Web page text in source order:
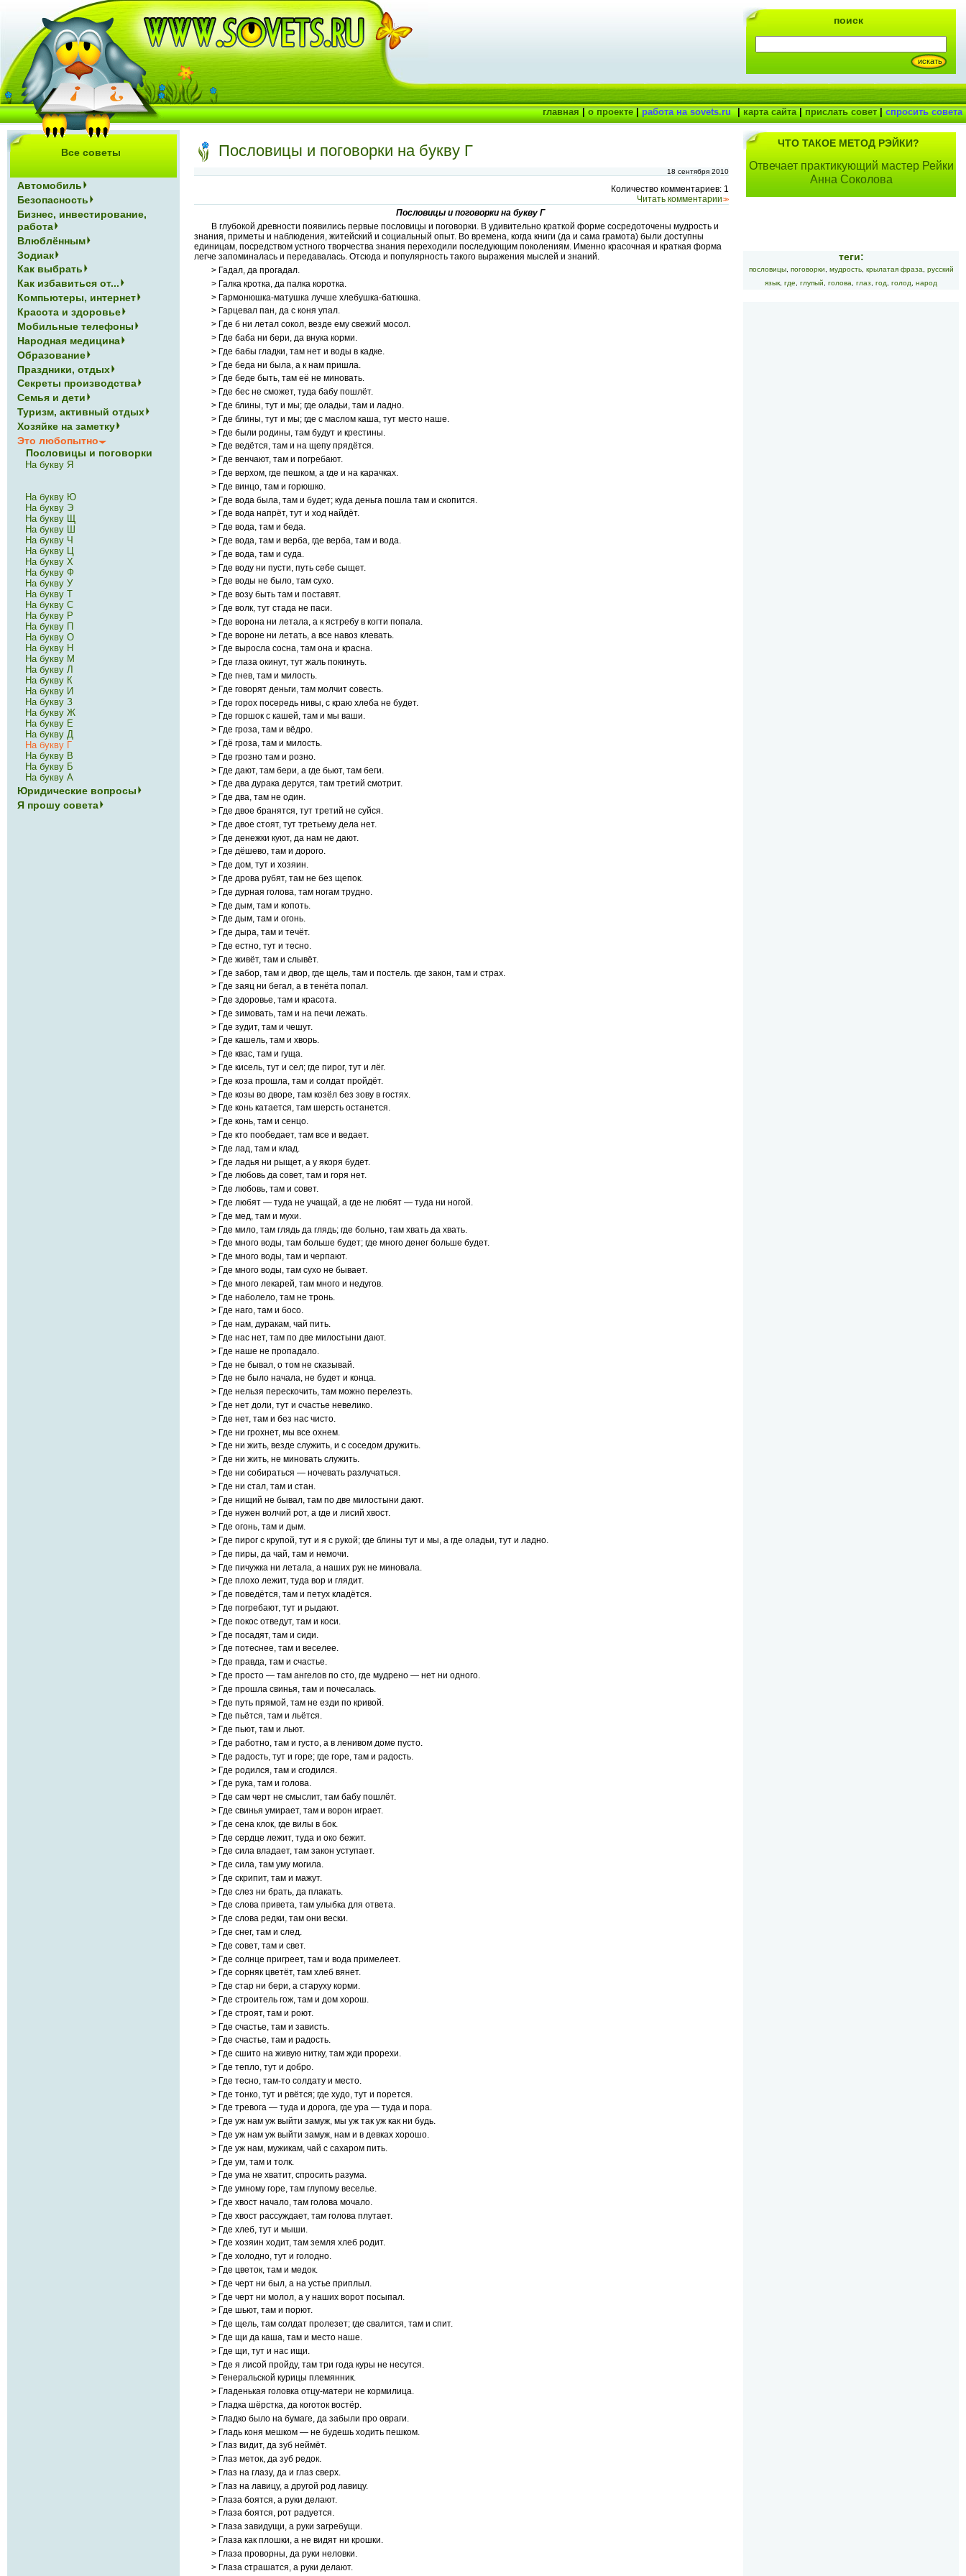
Пословицы и поговорки на букву Г
18 сентября 2010
Количество комментариев: 1
Читать комментарии>>
Пословицы и поговорки на букву Г
В глубокой древности появились первые пословицы и поговорки. В удивительно краткой форме сосредоточены мудрость и
знания, приметы и наблюдения, житейский и социальный опыт. Во времена, когда книги (да и сама грамота) были доступны
единицам, посредством устного творчества знания переходили последующим поколениям. Именно красочная и краткая форма
легче запоминалась и передавалась. Отсюда и популярность такого выражения мыслей и знаний.
> Гадал, да прогадал.
> Галка кротка, да палка коротка.
> Гармонюшка-матушка лучше хлебушка-батюшка.
> Гарцевал пан, да с коня упал.
> Где б ни летал сокол, везде ему свежий мосол.
> Где баба ни бери, да внука корми.
> Где бабы гладки, там нет и воды в кадке.
> Где беда ни была, а к нам пришла.
> Где беде быть, там её не миновать.
> Где бес не сможет, туда бабу пошлёт.
> Где блины, тут и мы; где оладьи, там и ладно.
> Где блины, тут и мы; где с маслом каша, тут место наше.
> Где были родины, там будут и крестины.
> Где ведётся, там и на щепу прядётся.
> Где венчают, там и погребают.
> Где верхом, где пешком, а где и на карачках.
> Где винцо, там и горюшко.
> Где вода была, там и будет; куда деньга пошла там и скопится.
> Где вода напрёт, тут и ход найдёт.
> Где вода, там и беда.
> Где вода, там и верба, где верба, там и вода.
> Где вода, там и суда.
> Где воду ни пусти, путь себе сыщет.
> Где воды не было, там сухо.
> Где возу быть там и поставят.
> Где волк, тут стада не паси.
> Где ворона ни летала, а к ястребу в когти попала.
> Где вороне ни летать, а все навоз клевать.
> Где выросла сосна, там она и красна.
> Где глаза окинут, тут жаль покинуть.
> Где гнев, там и милость.
> Где говорят деньги, там молчит совесть.
> Где горох посередь нивы, с краю хлеба не будет.
> Где горшок с кашей, там и мы ваши.
> Где гроза, там и вёдро.
> Гдё гроза, там и милость.
> Где грозно там и розно.
> Где дают, там бери, а где бьют, там беги.
> Где два дурака дерутся, там третий смотрит.
> Где два, там не один.
> Где двое бранятся, тут третий не суйся.
> Где двое стоят, тут третьему дела нет.
> Где денежки куют, да нам не дают.
> Где дёшево, там и дорого.
> Где дом, тут и хозяин.
> Где дрова рубят, там не без щепок.
> Где дурная голова, там ногам трудно.
> Где дым, там и копоть.
> Где дым, там и огонь.
> Где дыра, там и течёт.
> Где естно, тут и тесно.
> Где живёт, там и слывёт.
> Где забор, там и двор, где щель, там и постель. где закон, там и страх.
> Где заяц ни бегал, а в тенёта попал.
> Где здоровье, там и красота.
> Где зимовать, там и на печи лежать.
> Где зудит, там и чешут.
> Где кашель, там и хворь.
> Где квас, там и гуща.
> Где кисель, тут и сел; где пирог, тут и лёг.
> Где коза прошла, там и солдат пройдёт.
> Где козы во дворе, там козёл без зову в гостях.
> Где конь катается, там шерсть останется.
> Где конь, там и сенцо.
> Где кто пообедает, там все и ведает.
> Где лад, там и клад.
> Где ладья ни рыщет, а у якоря будет.
> Где любовь да совет, там и горя нет.
> Где любовь, там и совет.
> Где любят — туда не учащай, а где не любят — туда ни ногой.
> Где мед, там и мухи.
> Где мило, там глядь да глядь; где больно, там хвать да хвать.
> Где много воды, там больше будет; где много денег больше будет.
> Где много воды, там и черпают.
> Где много воды, там сухо не бывает.
> Где много лекарей, там много и недугов.
> Где наболело, там не тронь.
> Где наго, там и босо.
> Где нам, дуракам, чай пить.
> Где нас нет, там по две милостыни дают.
> Где наше не пропадало.
> Где не бывал, о том не сказывай.
> Где не было начала, не будет и конца.
> Где нельзя перескочить, там можно перелезть.
> Где нет доли, тут и счастье невелико.
> Где нет, там и без нас чисто.
> Где ни грохнет, мы все охнем.
> Где ни жить, везде служить, и с соседом дружить.
> Где ни жить, не миновать служить.
> Где ни собираться — ночевать разлучаться.
> Где ни стал, там и стан.
> Где нищий не бывал, там по две милостыни дают.
> Где нужен волчий рот, а где и лисий хвост.
> Где огонь, там и дым.
> Где пирог с крупой, тут и я с рукой; где блины тут и мы, а где оладьи, тут и ладно.
> Где пиры, да чай, там и немочи.
> Где пичужка ни летала, а наших рук не миновала.
> Где плохо лежит, туда вор и глядит.
> Где поведётся, там и петух кладётся.
> Где погребают, тут и рыдают.
> Где покос отведут, там и коси.
> Где посадят, там и сиди.
> Где потеснее, там и веселее.
> Где правда, там и счастье.
> Где просто — там ангелов по сто, где мудрено — нет ни одного.
> Где прошла свинья, там и почесалась.
> Где путь прямой, там не езди по кривой.
> Где пьётся, там и льётся.
> Где пьют, там и льют.
> Где работно, там и густо, а в ленивом доме пусто.
> Где радость, тут и горе; где горе, там и радость.
> Где родился, там и сгодился.
> Где рука, там и голова.
> Где сам черт не смыслит, там бабу пошлёт.
> Где свинья умирает, там и ворон играет.
> Где сена клок, где вилы в бок.
> Где сердце лежит, туда и око бежит.
> Где сила владает, там закон уступает.
> Где сила, там уму могила.
> Где скрипит, там и мажут.
> Где слез ни брать, да плакать.
> Где слова привета, там улыбка для ответа.
> Где слова редки, там они вески.
> Где снег, там и след.
> Где совет, там и свет.
> Где солнце пригреет, там и вода примелеет.
> Где сорняк цветёт, там хлеб вянет.
> Где стар ни бери, а старуху корми.
> Где строитель гож, там и дом хорош.
> Где строят, там и роют.
> Где счастье, там и зависть.
> Где счастье, там и радость.
> Где сшито на живую нитку, там жди прорехи.
> Где тепло, тут и добро.
> Где тесно, там-то солдату и место.
> Где тонко, тут и рвётся; где худо, тут и порется.
> Где тревога — туда и дорога, где ура — туда и пора.
> Где уж нам уж выйти замуж, мы уж так уж как ни будь.
> Где уж нам уж выйти замуж, нам и в девках хорошо.
> Где уж нам, мужикам, чай с сахаром пить.
> Где ум, там и толк.
> Где ума не хватит, спросить разума.
> Где умному горе, там глупому веселье.
> Где хвост начало, там голова мочало.
> Где хвост рассуждает, там голова плутает.
> Где хлеб, тут и мыши.
> Где хозяин ходит, там земля хлеб родит.
> Где холодно, тут и голодно.
> Где цветок, там и медок.
> Где черт ни был, а на устье приплыл.
> Где черт ни молол, а у наших ворот посыпал.
> Где шьют, там и порют.
> Где щель, там солдат пролезет; где свалится, там и спит.
> Где щи да каша, там и место наше.
> Где щи, тут и нас ищи.
> Где я лисой пройду, там три года куры не несутся.
> Генеральской курицы племянник.
> Гладенькая головка отцу-матери не кормилица.
> Гладка шёрстка, да коготок востёр.
> Гладко было на бумаге, да забыли про овраги.
> Гладь коня мешком — не будешь ходить пешком.
> Глаз видит, да зуб неймёт.
> Глаз меток, да зуб редок.
> Глаз на глазу, да и глаз сверх.
> Глаз на лавицу, а другой род лавицу.
> Глаза боятся, а руки делают.
> Глаза боятся, рот радуется.
> Глаза завидущи, а руки загребущи.
> Глаза как плошки, а не видят ни крошки.
> Глаза проворны, да руки неловки.
> Глаза страшатся, а руки делают.
Все советы
Автомобиль
Безопасность
Бизнес, инвестирование,
работа
Влюблённым
Зодиак
Как выбрать
Как избавиться от...
Компьютеры, интернет
Красота и здоровье
Мобильные телефоны
Народная медицина
Образование
Праздники, отдых
Секреты производства
Семья и дети
Туризм, активный отдых
Хозяйке на заметку
Это любопытно
Пословицы и поговорки
На букву Я
На букву Ю
На букву Э
На букву Щ
На букву Ш
На букву Ч
На букву Ц
На букву Х
На букву Ф
На букву У
На букву Т
На букву С
На букву Р
На букву П
На букву О
На букву Н
На букву М
На букву Л
На букву К
На букву И
На букву З
На букву Ж
На букву Е
На букву Д
На букву Г
На букву В
На букву Б
На букву А
Юридические вопросы
Я прошу совета
ЧТО ТАКОЕ МЕТОД РЭЙКИ?
Отвечает практикующий мастер Рейки
Анна Соколова
теги:
пословицы, поговорки мудрость, крылатая фраза
русский
язык где глупый голова глаз год голод народ
поиск
главная|о проекте|работа на sovets.ru |карта сайта|прислать совет|спросить совета